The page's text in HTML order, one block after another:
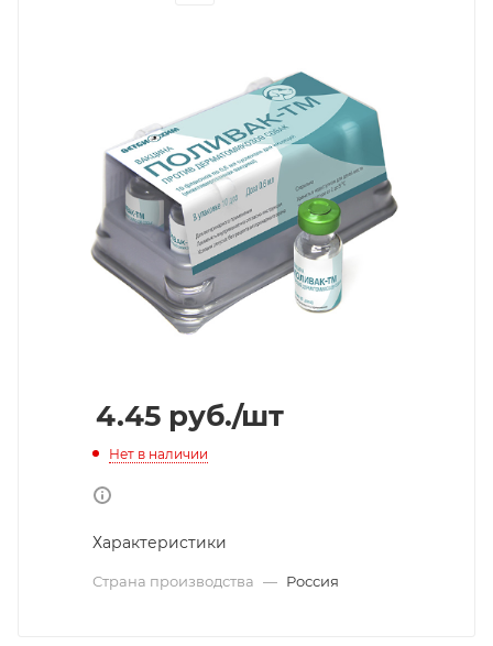
4.45 руб./шт
Нет в наличии
Характеристики
Страна производства — Россия